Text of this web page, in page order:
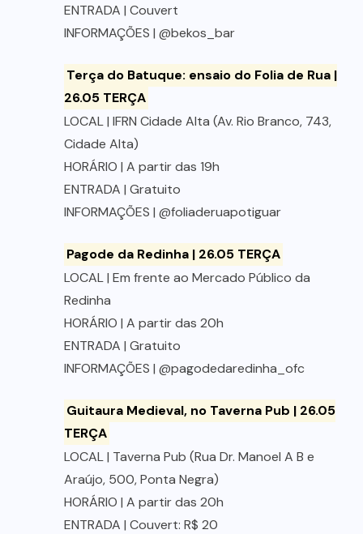
ENTRADA | Couvert
INFORMAÇÕES | @bekos_bar
Terça do Batuque: ensaio do Folia de Rua |
26.05 TERÇA
LOCAL | IFRN Cidade Alta (Av. Rio Branco, 743,
Cidade Alta)
HORÁRIO | A partir das 19h
ENTRADA | Gratuito
INFORMAÇÕES | @foliaderuapotiguar
Pagode da Redinha | 26.05 TERÇA
LOCAL | Em frente ao Mercado Público da
Redinha
HORÁRIO | A partir das 20h
ENTRADA | Gratuito
INFORMAÇÕES | @pagodedaredinha_ofc
Guitaura Medieval, no Taverna Pub | 26.05
TERÇA
LOCAL | Taverna Pub (Rua Dr. Manoel A B e
Araújo, 500, Ponta Negra)
HORÁRIO | A partir das 20h
ENTRADA | Couvert: R$ 20